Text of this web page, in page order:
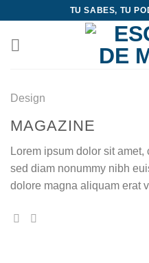
content
TU SABES, TU
Design
MAGAZINE
Lorem ipsum dolor sit
sed diam nonummy nibh
dolore magna aliquam erat